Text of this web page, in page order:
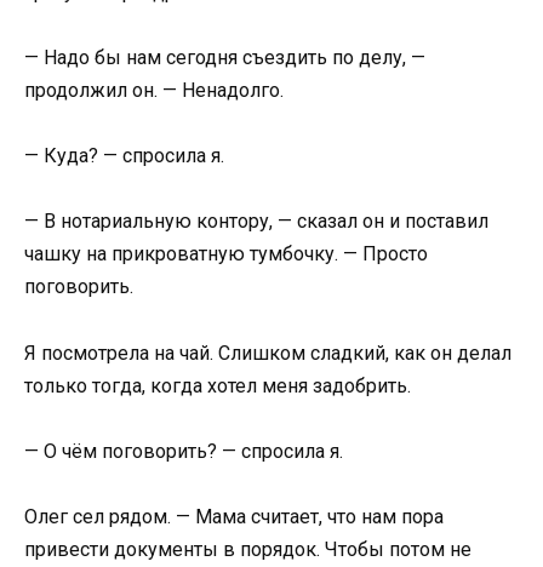
— Надо бы нам сегодня съездить по делу, —
продолжил он. — Ненадолго.
— Куда? — спросила я.
— В нотариальную контору, — сказал он и поставил
чашку на прикроватную тумбочку. — Просто
поговорить.
Я посмотрела на чай. Слишком сладкий, как он делал
только тогда, когда хотел меня задобрить.
— О чём поговорить? — спросила я.
Олег сел рядом. — Мама считает, что нам пора
привести документы в порядок. Чтобы потом не